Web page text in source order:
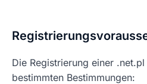
Die Registrierung einer
bestimmten Bestimmungen: